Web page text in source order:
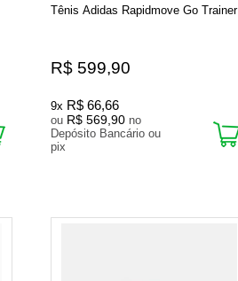
Tênis Adidas Rapidmove Go Trainer
R$ 599,90
9x R$ 66,66
ou R$ 569,90 no
Depósito Bancário ou
pix